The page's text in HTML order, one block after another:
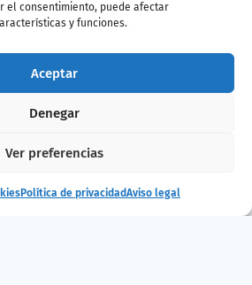
el consentimiento, puede afectar
y funciones.
Aceptar
Denegar
Ver preferencias
Política de privacidadAviso legal
gustado